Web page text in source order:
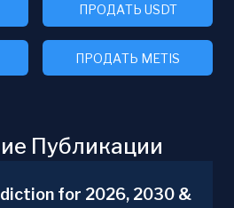
ПРОДАТЬ USDT
ПРОДАТЬ METIS
Публикации
for 2026, 2030 &